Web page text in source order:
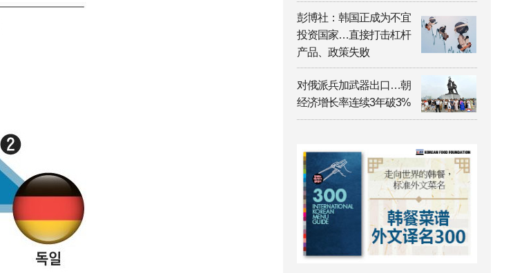
彭博社：韩国正成为不宜
投资国家…直接打击杠杆
产品、政策失败
对俄派兵加武器出口…朝
经济增长率连续3年破3%